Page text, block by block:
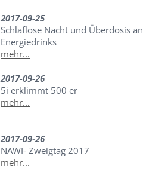
2017-09-25
Schlaflose Nacht und Überdosis an
Energiedrinks
mehr...
2017-09-26
5i erklimmt 500 er
mehr...
2017-09-26
NAWI- Zweigtag 2017
mehr...